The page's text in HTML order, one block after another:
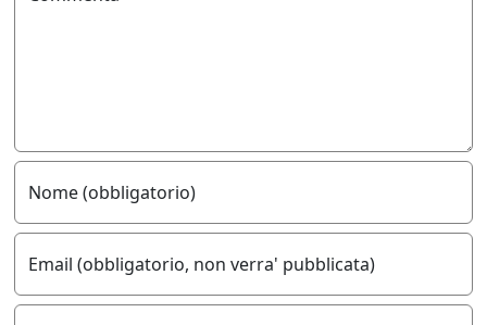
Nome (obbligatorio)
Email (obbligatorio, non verra' pubblicata)